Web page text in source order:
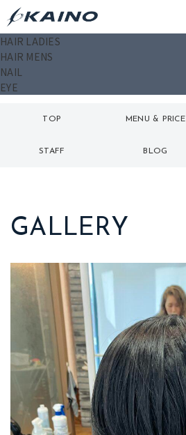
HAIR LADIES
HAIR MENS
NAIL
EYE
TOP
トップ
MENU & PRICE
メニュー
STAFF BLOG
GALLERY